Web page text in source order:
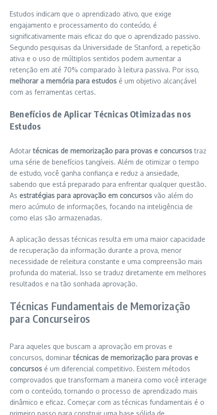
Estudos indicam que o aprendizado ativo, que exige
engajamento e processamento do conteúdo, é
significativamente mais eficaz do que o aprendizado passivo.
Segundo pesquisas da Universidade de Stanford, a repetição
ativa e o uso de múltiplos sentidos podem aumentar a
retenção em até 70% comparado à leitura passiva. Por isso,
melhorar a memória para estudos é um objetivo alcançável
com as ferramentas certas.
Benefícios de Aplicar Técnicas Otimizadas nos
Estudos
Adotartécnicas de memorização para provas e concursostraz
uma série de benefícios tangíveis. Além de otimizar o tempo
de estudo, você ganha confiança e reduz a ansiedade,
sabendo que está preparado para enfrentar qualquer questão.
As estratégias para aprovação em concursos vão além do
mero acúmulo de informações, focando na inteligência de
como elas são armazenadas.
A aplicação dessas técnicas resulta em uma maior capacidade
de recuperação da informação durante a prova, menor
necessidade de releitura constante e uma compreensão mais
profunda do material. Isso se traduz diretamente em melhores
resultados e na tão sonhada aprovação.
Técnicas Fundamentais de Memorização
para Concurseiros
Para aqueles que buscam a aprovação em provas e
concursos, dominartécnicas de memorização para provas e
concursos é um diferencial competitivo. Existem métodos
comprovados que transformam a maneira como você interage
com o conteúdo, tornando o processo de aprendizado mais
dinâmico e eficaz. Começar com as técnicas fundamentais é o
primeiro passo para construir uma base sólida de